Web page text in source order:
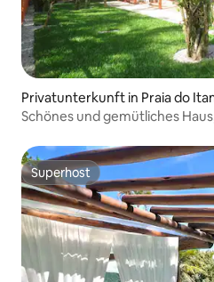
Privatunterkunft in Praia do
Schönes und gemütliches
Superhost
Superhost